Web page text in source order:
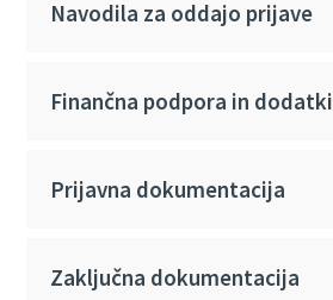
Navodila za oddajo prijave
Finančna podpora in dodatki
Prijavna dokumentacija
Zaključna dokumentacija